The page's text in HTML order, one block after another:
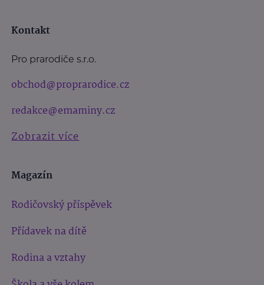
Kontakt
Pro prarodiče s.r.o.
obchod@proprarodice.cz
redakce@emaminy.cz
Zobrazit více
Magazín
Rodičovský příspěvek
Přídavek na dítě
Rodina a vztahy